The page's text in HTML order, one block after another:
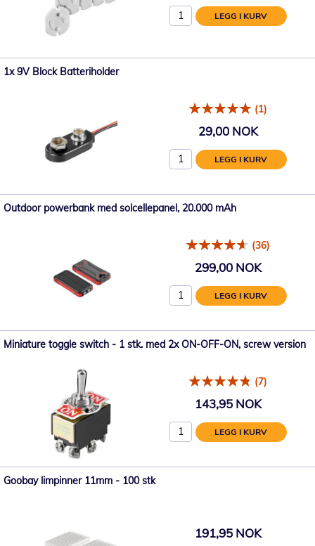
LEGG I KURV
1x 9V Block Batteriholder
(1)
29,00 NOK
LEGG I KURV
Outdoor powerbank med solcellepanel, 20.000 mAh
(36)
299,00 NOK
LEGG I KURV
Miniature toggle switch - 1 stk. med 2x ON-OFF-ON, screw version
(7)
143,95 NOK
LEGG I KURV
Goobay limpinner 11mm - 100 stk
191,95 NOK